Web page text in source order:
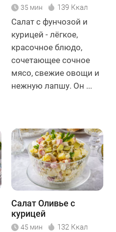
35 мин 139 Ккал
Салат с фунчозой и
курицей - лёгкое,
красочное блюдо,
сочетающее сочное
мясо, свежие овощи и
нежную лапшу. Он ...
Салат Оливье с
курицей
45 мин 132 Ккал